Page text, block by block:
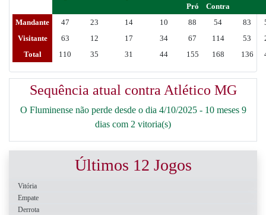
Pró
Contra
Mandante 47 23 14 10 88 54 83
Visitante
63 12 17 34 67 114 53
Total
110 35 31 44 155 168 136
Sequência atual contra Atlético MG
O Fluminense não perde desde o dia 4/10/2025 - 10 meses 9
dias com 2 vitoria(s)
Últimos 12 Jogos
Vitória
Empate
Derrota